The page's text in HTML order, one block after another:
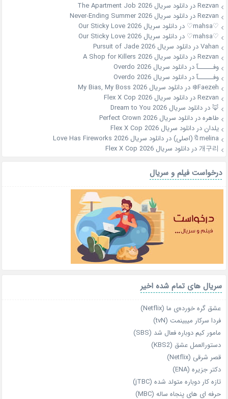
Rezvanدردانلود سریال The Apartment Job 2026
Rezvanدردانلود سریال Never-Ending Summer 2026
♡mahsa♡
دردانلود سریال Our Sticky Love 2026
♡mahsa♡
دردانلود سریال Our Sticky Love 2026
Vahanدردانلود سریال Pursuit of Jade 2026
Rezvanدردانلود سریال A Shop for Killers 2026
وفــــــآدردانلود سریال Overdo 2026
وفــــــآدردانلود سریال Overdo 2026
Faezeh❄️
دردانلود سریال My Bias, My Boss 2026
Rezvanدردانلود سریال Flex X Cop 2026
🦊دردانلود سریال Dream to You 2026
طاهرهدردانلود سریال Perfect Crown 2026
یلدان دردانلود سریال Flex X Cop 2026
melina🔖(اصلی)
دردانلود سریال Love Has Fireworks 2026
개구리دردانلود سریال Flex X Cop 2026
درخواست فیلم و سریال
سریال های تمام شده اخیر
عشق گره خورده‌ی ما (Netflix)
فردا سرکار میبینمت (tvN)
مامور کیم دوباره فعال شد (SBS)
دستورالعمل عشق (KBS2)
قصر شرقی (Netflix)
دکتر جزیره (ENA)
تازه‌ کار دوباره‌ متولد شده (jTBC)
حرفه‌ ای‌ های پنجاه‌ ساله (MBC)